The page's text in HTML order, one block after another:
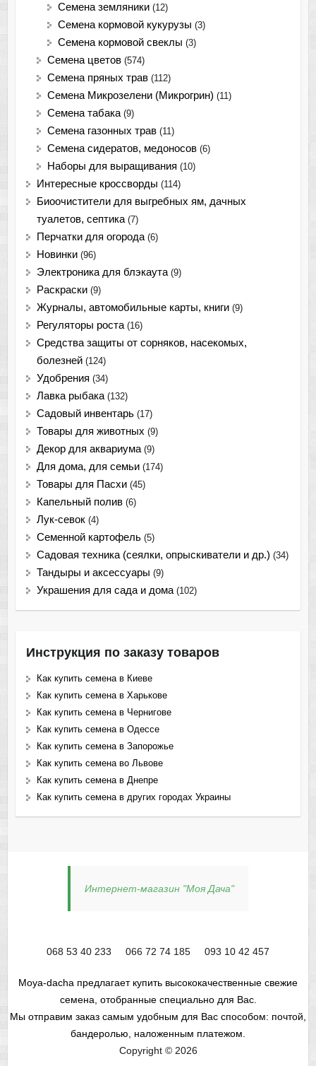
Семена земляники (12)
Семена кормовой кукурузы (3)
Семена кормовой свеклы (3)
Семена цветов (574)
Семена пряных трав (112)
Семена Микрозелени (Микрогрин) (11)
Семена табака (9)
Семена газонных трав (11)
Семена сидератов, медоносов (6)
Наборы для выращивания (10)
Интересные кроссворды (114)
Биоочистители для выгребных ям, дачных
туалетов, септика (7)
Перчатки для огорода (6)
Новинки (96)
Электроника для блэкаута (9)
Раскраски (9)
Журналы, автомобильные карты, книги (9)
Регуляторы роста (16)
Средства защиты от сорняков, насекомых,
болезней (124)
Удобрения (34)
Лавка рыбака (132)
Садовый инвентарь (17)
Товары для животных (9)
Декор для аквариума (9)
Для дома, для семьи (174)
Товары для Пасхи (45)
Капельный полив (6)
Лук-севок (4)
Семенной картофель (5)
Садовая техника (сеялки, опрыскиватели и др.) (34)
Тандыры и аксессуары (9)
Украшения для сада и дома (102)
Инструкция по заказу товаров
Как купить семена в Киеве
Как купить семена в Харькове
Как купить семена в Чернигове
Как купить семена в Одессе
Как купить семена в Запорожье
Как купить семена во Львове
Как купить семена в Днепре
Как купить семена в других городах Украины
Интернет-магазин "Моя Дача"
068 53 40 233 066 72 74 185 093 10 42 457
Moya-dacha предлагает купить высококачественные свежие
семена, отобранные специально для Вас.
Мы отправим заказ самым удобным для Вас способом: почтой,
бандеролью, наложенным платежом.
Copyright © 2026